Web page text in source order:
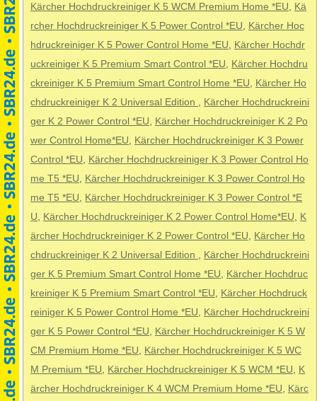
Kärcher Hochdruckreiniger K 5 WCM Premium Home *EU
Kä
rcher Hochdruckreiniger K 5 Power Control *EU
Kärcher Hoc
hdruckreiniger K 5 Power Control Home *EU
Kärcher Hochdr
uckreiniger K 5 Premium Smart Control *EU
Kärcher Hochdru
ckreiniger K 5 Premium Smart Control Home *EU
Kärcher Ho
chdruckreiniger K 2 Universal Edition
Kärcher Hochdruckreini
ger K 2 Power Control *EU
Kärcher Hochdruckreiniger K 2 Po
wer Control Home*EU
Kärcher Hochdruckreiniger K 3 Power
Control *EU
Kärcher Hochdruckreiniger K 3 Power Control Ho
me T5 *EU
Kärcher Hochdruckreiniger K 3 Power Control Ho
me T5 *EU
Kärcher Hochdruckreiniger K 3 Power Control *E
U
Kärcher Hochdruckreiniger K 2 Power Control Home*EU
K
ärcher Hochdruckreiniger K 2 Power Control *EU
Kärcher Ho
chdruckreiniger K 2 Universal Edition
Kärcher Hochdruckreini
ger K 5 Premium Smart Control Home *EU
Kärcher Hochdruc
kreiniger K 5 Premium Smart Control *EU
Kärcher Hochdruck
reiniger K 5 Power Control Home *EU
Kärcher Hochdruckreini
ger K 5 Power Control *EU
Kärcher Hochdruckreiniger K 5 W
CM Premium Home *EU
Kärcher Hochdruckreiniger K 5 WC
M Premium *EU
Kärcher Hochdruckreiniger K 5 WCM *EU
K
ärcher Hochdruckreiniger K 4 WCM Premium Home *EU
Kärc